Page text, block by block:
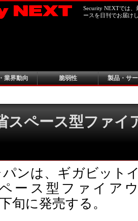
Security NEXTでは
ースを日刊でお届け
業界動向 脆弱性 製品・サ
スペース型ファイ
パンは、ギガビット
ース型ファイア
旬に発売する。